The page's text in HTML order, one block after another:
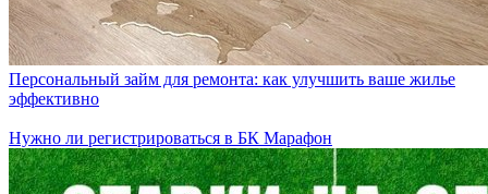
Персональный займ для ремонта: как улучшить ваше жилье
эффективно
Нужно ли регистрироваться в БК Марафон